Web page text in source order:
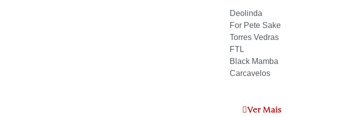
Deolinda
For Pete Sake
Torres Vedras
FTL
Black Mamba
Carcavelos
Ver Mais